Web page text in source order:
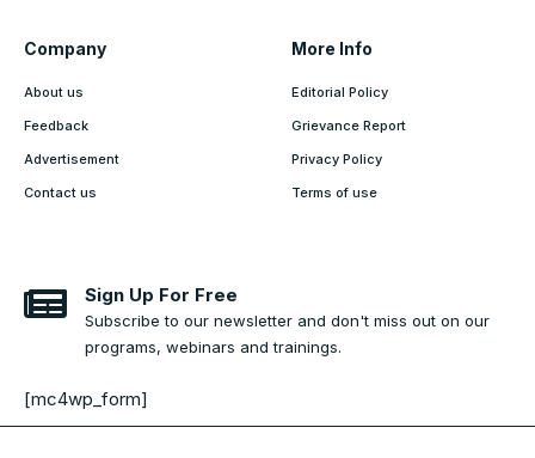
Company
About us
Feedback
Advertisement
Contact us
More Info
Editorial Policy
Grievance Report
Privacy Policy
Terms of use
Sign Up For Free
Subscribe to our newsletter and don't miss out on our
programs, webinars and trainings.
[mc4wp_form]